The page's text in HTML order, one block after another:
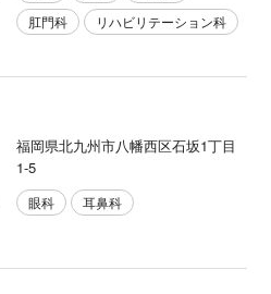
肛門科
リハビリテーション科
福岡県北九州市八幡西区石坂1丁目
1-5
眼科 耳鼻科